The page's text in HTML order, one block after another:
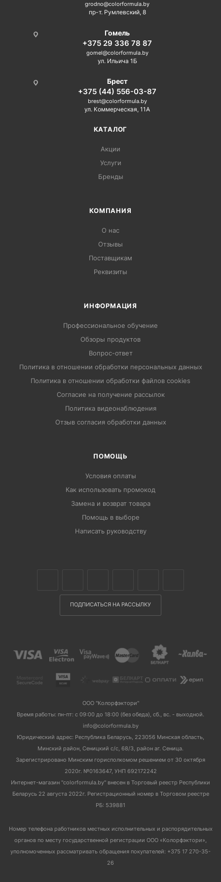
grodno@colorformula.by
пр-т. Румлевский, 8
Гомель
+375 29 336 78 87
gomel@colorformula.by
ул. Ильича 1Б
Брест
+375 (44) 556-03-87
brest@colorformula.by
ул. Коммерческая, 11А
КАТАЛОГ
Акции
Услуги
Бренды
КОМПАНИЯ
О нас
Отзывы
Поставщикам
Реквизиты
ИНФОРМАЦИЯ
Профессиональное обучение
Обзоры продуктов
Вопрос-ответ
Политика в отношении обработки персональных данных
Политика в отношении обработки файлов cookies
Согласие на получение рассылок
Политика видеонаблюдения
Отзыв согласия обработки данных
ПОМОЩЬ
Условия оплаты
Как использовать промокод
Замена и возврат товара
Помощь в выборе
Написать руководству
ПОДПИСАТЬСЯ НА РАССЫЛКУ
ООО "Колорфэктори"
Время работы: пн-пт: с 09:00 до 18:00 (без обеда), сб., вс. - выходной.
info@colorformula.by
Юридический адрес: Республика Беларусь, 223056 Минская область,
Минский район, Сеницкий с/с, 68/3, район аг. Сеница.
Зарегистрировано Минским горисполкомом решением от 30 октября
2020г. №0163647, УНП 692172242
Интернет-магазин "colorformula.by" внесен в Торговый реестр Республики
Беларусь 22 августа 2022г. Регистрационный номер в Торговом реестре
РБ: 539881
Номер телефона работников местных исполнительных и распорядительных
органов по месту государственной регистрации ООО «Колорфэктори»,
уполномоченных рассматривать обращения покупателей: +375 17 270-35-
26